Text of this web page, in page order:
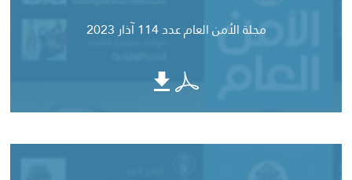
مجلة الأمن العام عدد 114 آذار 2023